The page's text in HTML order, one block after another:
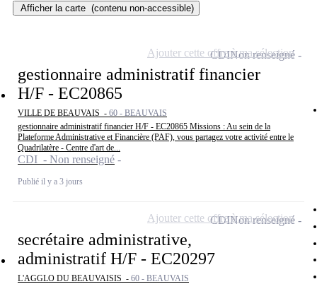
Afficher la carte (contenu non-accessible)
gestionnaire administratif financier
H/F - EC20865
VILLE DE BEAUVAIS - 60 - BEAUVAIS
gestionnaire administratif financier H/F - EC20865 Missions : Au sein de la
Plateforme Administrative et Financière (PAF), vous partagez votre activité entre le
Quadrilatère - Centre d'art de...
CDI - Non renseigné
Publié il y a 3 jours
CDINon renseigné
Ajouter cette offre à ma sélection
secrétaire administrative,
administratif H/F - EC20297
L'AGGLO DU BEAUVAISIS - 60 - BEAUVAIS
CDINon renseigné
Ajouter cette offre à ma sélection